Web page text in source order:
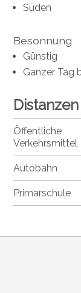
Süden
Besonnung
Günstig
Ganzer Tag
Distanzen
Öffentliche
Verkehrsmittel
Autobahn
Primarschule